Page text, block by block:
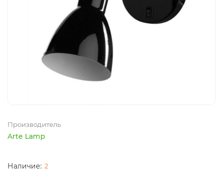
Производитель
Arte Lamp
2